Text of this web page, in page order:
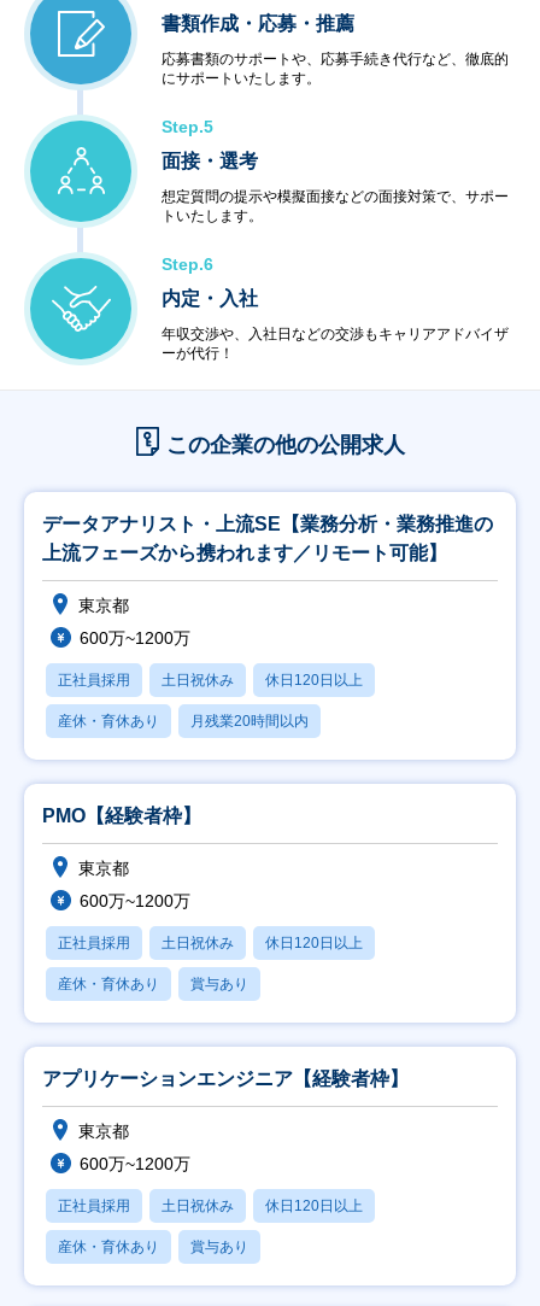
書類作成・応募・推薦
応募書類のサポートや、応募手続き代行など、徹底的
にサポートいたします。
Step.5
面接・選考
想定質問の提示や模擬面接などの面接対策で、サポー
トいたします。
Step.6
内定・入社
年収交渉や、入社日などの交渉もキャリアアドバイザ
ーが代行！
この企業の他の公開求人
データアナリスト・上流SE【業務分析・業務推進の
上流フェーズから携われます／リモート可能】
東京都
600万~1200万
正社員採用 土日祝休み 休日120日以上
産休・育休あり 月残業20時間以内
PMO【経験者枠】
東京都
600万~1200万
正社員採用 土日祝休み 休日120日以上
産休・育休あり 賞与あり
アプリケーションエンジニア【経験者枠】
東京都
600万~1200万
正社員採用 土日祝休み 休日120日以上
産休・育休あり 賞与あり